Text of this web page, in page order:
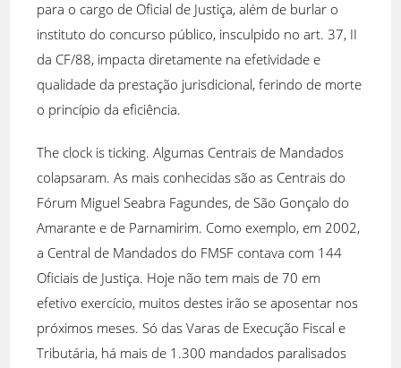
para o cargo de Oficial de Justiça, além de burlar o
instituto do concurso público, insculpido no art. 37, II
da CF/88, impacta diretamente na efetividade e
qualidade da prestação jurisdicional, ferindo de morte
o princípio da eficiência.
The clock is ticking. Algumas Centrais de Mandados
colapsaram. As mais conhecidas são as Centrais do
Fórum Miguel Seabra Fagundes, de São Gonçalo do
Amarante e de Parnamirim. Como exemplo, em 2002,
a Central de Mandados do FMSF contava com 144
Oficiais de Justiça. Hoje não tem mais de 70 em
efetivo exercício, muitos destes irão se aposentar nos
próximos meses. Só das Varas de Execução Fiscal e
Tributária, há mais de 1.300 mandados paralisados